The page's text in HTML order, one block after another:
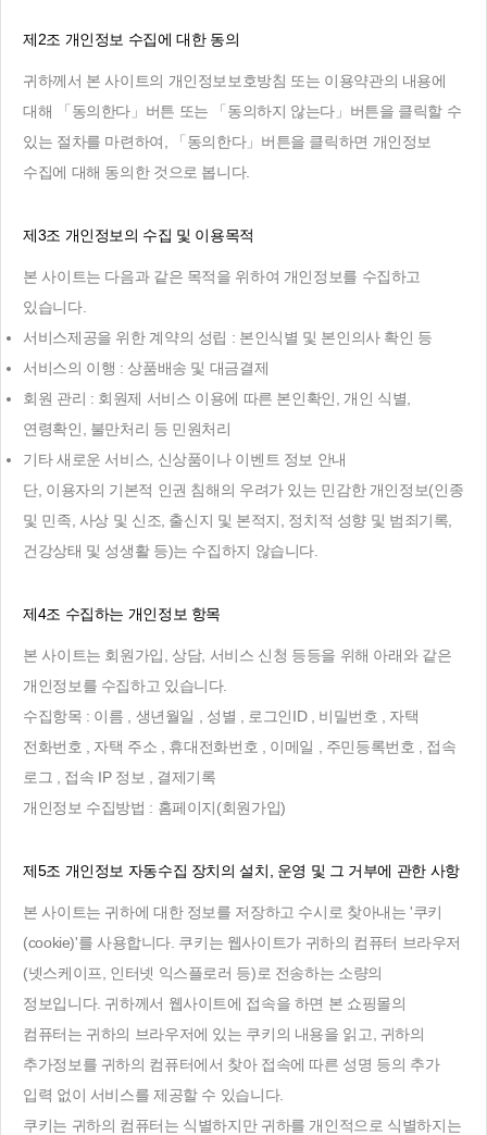
제2조 개인정보 수집에 대한 동의
귀하께서 본 사이트의 개인정보보호방침 또는 이용약관의 내용에
대해 「동의한다」버튼 또는 「동의하지 않는다」버튼을 클릭할 수
있는 절차를 마련하여, 「동의한다」버튼을 클릭하면 개인정보
수집에 대해 동의한 것으로 봅니다.
제3조 개인정보의 수집 및 이용목적
본 사이트는 다음과 같은 목적을 위하여 개인정보를 수집하고
있습니다.
서비스제공을 위한 계약의 성립 : 본인식별 및 본인의사 확인 등
서비스의 이행 : 상품배송 및 대금결제
회원 관리 : 회원제 서비스 이용에 따른 본인확인, 개인 식별,
연령확인, 불만처리 등 민원처리
기타 새로운 서비스, 신상품이나 이벤트 정보 안내
단, 이용자의 기본적 인권 침해의 우려가 있는 민감한 개인정보(인종
및 민족, 사상 및 신조, 출신지 및 본적지, 정치적 성향 및 범죄기록,
건강상태 및 성생활 등)는 수집하지 않습니다.
제4조 수집하는 개인정보 항목
본 사이트는 회원가입, 상담, 서비스 신청 등등을 위해 아래와 같은
개인정보를 수집하고 있습니다.
수집항목 : 이름 , 생년월일 , 성별 , 로그인ID , 비밀번호 , 자택
전화번호 , 자택 주소 , 휴대전화번호 , 이메일 , 주민등록번호 , 접속
로그 , 접속 IP 정보 , 결제기록
개인정보 수집방법 : 홈페이지(회원가입)
제5조 개인정보 자동수집 장치의 설치, 운영 및 그 거부에 관한 사항
본 사이트는 귀하에 대한 정보를 저장하고 수시로 찾아내는 '쿠키
(cookie)'를 사용합니다. 쿠키는 웹사이트가 귀하의 컴퓨터 브라우저
(넷스케이프, 인터넷 익스플로러 등)로 전송하는 소량의
정보입니다. 귀하께서 웹사이트에 접속을 하면 본 쇼핑몰의
컴퓨터는 귀하의 브라우저에 있는 쿠키의 내용을 읽고, 귀하의
추가정보를 귀하의 컴퓨터에서 찾아 접속에 따른 성명 등의 추가
입력 없이 서비스를 제공할 수 있습니다.
쿠키는 귀하의 컴퓨터는 식별하지만 귀하를 개인적으로 식별하지는